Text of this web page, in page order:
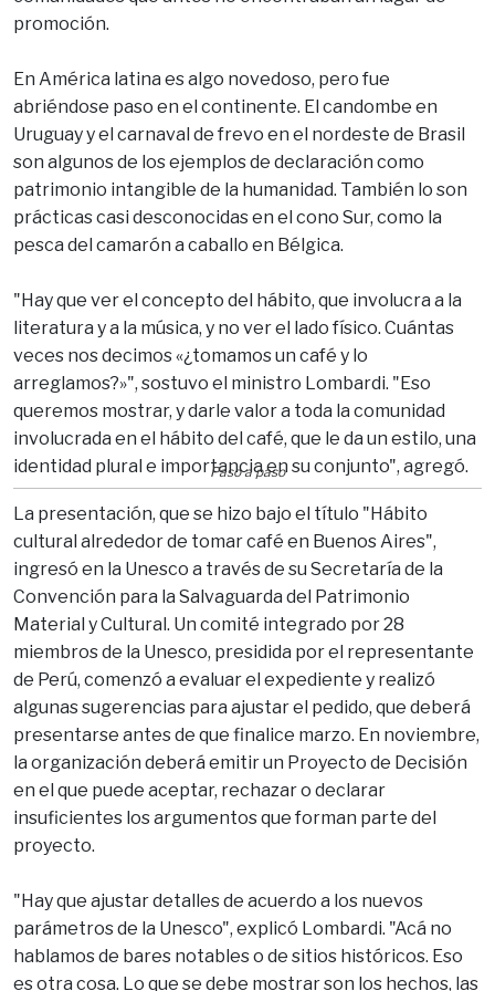
promoción.
En América latina es algo novedoso, pero fue
abriéndose paso en el continente. El candombe en
Uruguay y el carnaval de frevo en el nordeste de Brasil
son algunos de los ejemplos de declaración como
patrimonio intangible de la humanidad. También lo son
prácticas casi desconocidas en el cono Sur, como la
pesca del camarón a caballo en Bélgica.
"Hay que ver el concepto del hábito, que involucra a la
literatura y a la música, y no ver el lado físico. Cuántas
veces nos decimos «¿tomamos un café y lo
arreglamos?»", sostuvo el ministro Lombardi. "Eso
queremos mostrar, y darle valor a toda la comunidad
involucrada en el hábito del café, que le da un estilo, una
identidad plural e importancia en su conjunto", agregó.
Paso a paso
La presentación, que se hizo bajo el título "Hábito
cultural alrededor de tomar café en Buenos Aires",
ingresó en la Unesco a través de su Secretaría de la
Convención para la Salvaguarda del Patrimonio
Material y Cultural. Un comité integrado por 28
miembros de la Unesco, presidida por el representante
de Perú, comenzó a evaluar el expediente y realizó
algunas sugerencias para ajustar el pedido, que deberá
presentarse antes de que finalice marzo. En noviembre,
la organización deberá emitir un Proyecto de Decisión
en el que puede aceptar, rechazar o declarar
insuficientes los argumentos que forman parte del
proyecto.
"Hay que ajustar detalles de acuerdo a los nuevos
parámetros de la Unesco", explicó Lombardi. "Acá no
hablamos de bares notables o de sitios históricos. Eso
es otra cosa. Lo que se debe mostrar son los hechos, las